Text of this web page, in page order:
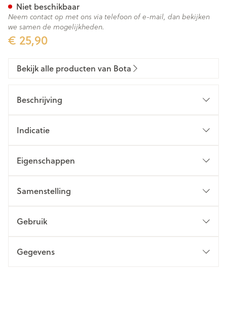
€ 25,90
Niet beschikbaar
Neem contact op met ons via telefoon of e-mail, dan bekijken
we samen de mogelijkheden.
Bekijk alle producten van Bota
Beschrijving
Indicatie
Eigenschappen
Samenstelling
Gebruik
Gegevens